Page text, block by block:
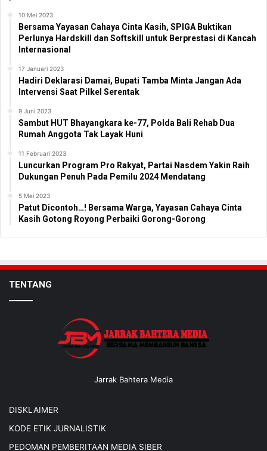
10 Mei 2023
Bersama Yayasan Cahaya Cinta Kasih, SPIGA Buktikan
Perlunya Hardskill dan Softskill untuk Berprestasi di Kancah
Internasional
17 Januari 2023
Hadiri Deklarasi Damai, Bupati Tamba Minta Jangan Ada
Intervensi Saat Pilkel Serentak
9 Juni 2023
Sambut HUT Bhayangkara ke-77, Polda Bali Rehab Dua
Rumah Anggota Tak Layak Huni
11 Februari 2023
Luncurkan Program Pro Rakyat, Partai Nasdem Yakin Raih
Dukungan Penuh Pada Pemilu 2024 Mendatang
5 Mei 2023
Patut Dicontoh…! Bersama Warga, Yayasan Cahaya Cinta
Kasih Gotong Royong Perbaiki Gorong-Gorong
TENTANG
Jarrak Bahtera Media
DISKLAIMER
KODE ETIK JURNALISTIK
PEDOMAN PEMBERITAAN MEDIA SIBER